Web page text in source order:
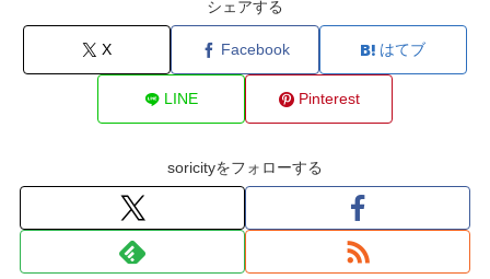
シェアする
X Facebook はてブ
LINE Pinterest
soricityをフォローする